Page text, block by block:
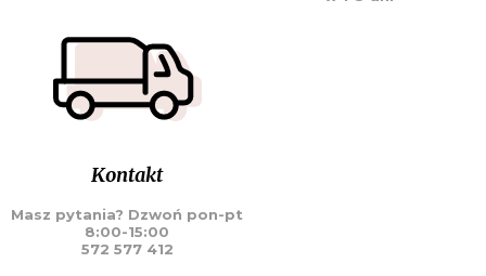
Kontakt
Masz pytania? Dzwoń pon-pt
8:00-15:00
572 577 412